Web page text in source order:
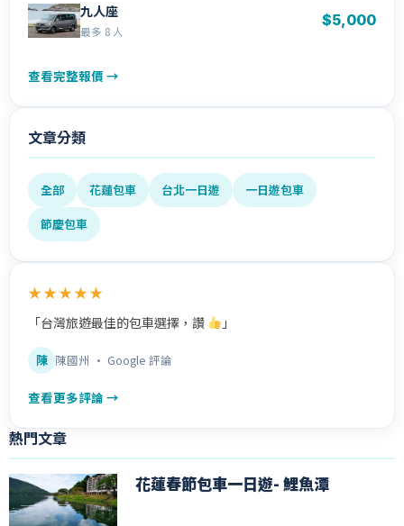
九人座
最多 8 人
$5,000
查看完整報價 →
文章分類
全部 花蓮包車 台北一日遊
一日遊包車
節慶包車
★★★★★
「台灣旅遊最佳的包車選擇，讚 」
陳 陳國州 · Google 評論
查看更多評論 →
熱門文章
花蓮春節包車一日遊- 鯉魚潭